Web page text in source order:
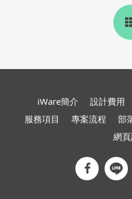
iWare簡介 設計費用
服務項目
專案流程 部
網